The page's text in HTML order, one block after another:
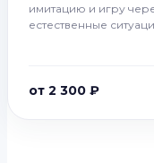
имитацию и игру
естественные
от 2 300 ₽